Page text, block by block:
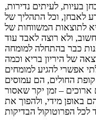
בעיות, לעיתים נדירות,
לאבחן, וכל התהליך של
לתוצאות המשווחות של
ולא רוצה לאבד עוד
כבר בהתחלה למומחה
של היריון בריא וכמה
אפשרי להגיע למומחים
החולים, הם עמוסים
– זמן יקר שאסור
באופן מידי, ולהפוך את